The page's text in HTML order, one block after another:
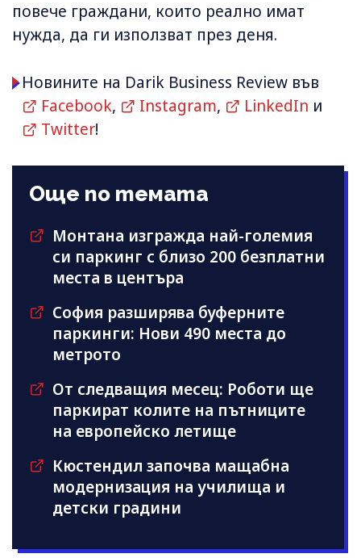
повече граждани, които реално имат
нужда, да ги използват през деня.
Новините на Darik Business Review във
Facebook, Instagram, LinkedIn и
Twitter!
Още по темата
Монтана изгражда най-големия
си паркинг с близо 200 безплатни
места в центъра
София разширява буферните
паркинги: Нови 490 места до
метрото
От следващия месец: Роботи ще
паркират колите на пътниците
на европейско летище
Кюстендил започва мащабна
модернизация на училища и
детски градини